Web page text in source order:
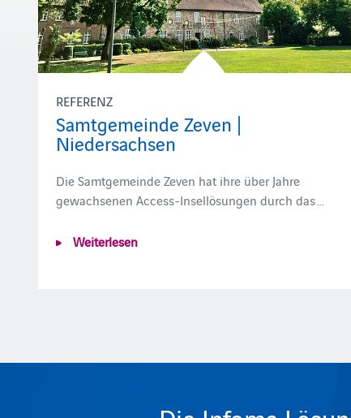
REFERENZ
Samtgemeinde Zeven |
Niedersachsen
Die Samtgemeinde Zeven hat ihre über Jahre
gewachsenen Access-Insellösungen durch das …
Weiterlesen